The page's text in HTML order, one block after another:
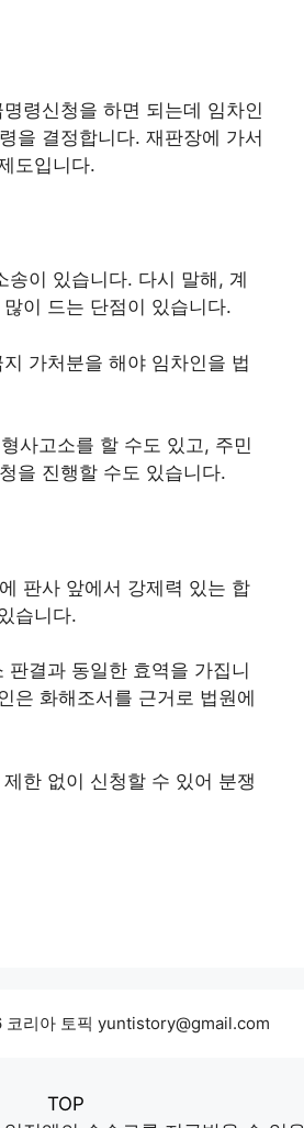
령신청을 하면 되는데 임차인
을 결정합니다. 재판장에 가서
도입니다.
이 있습니다. 다시 말해, 계
이 드는 단점이 있습니다.
가처분을 해야 임차인을 법
사고소를 할 수도 있고, 주민
을 진행할 수도 있습니다.
판사 앞에서 강제력 있는 합
습니다.
결과 동일한 효역을 가집니
은 화해조서를 근거로 법원에
한 없이 신청할 수 있어 분쟁
리아 토픽 yuntistory@gmail.com
TOP